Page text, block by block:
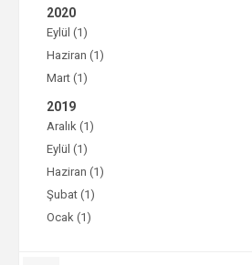
2020
Eylül (1)
Haziran (1)
Mart (1)
2019
Aralık (1)
Eylül (1)
Haziran (1)
Şubat (1)
Ocak (1)